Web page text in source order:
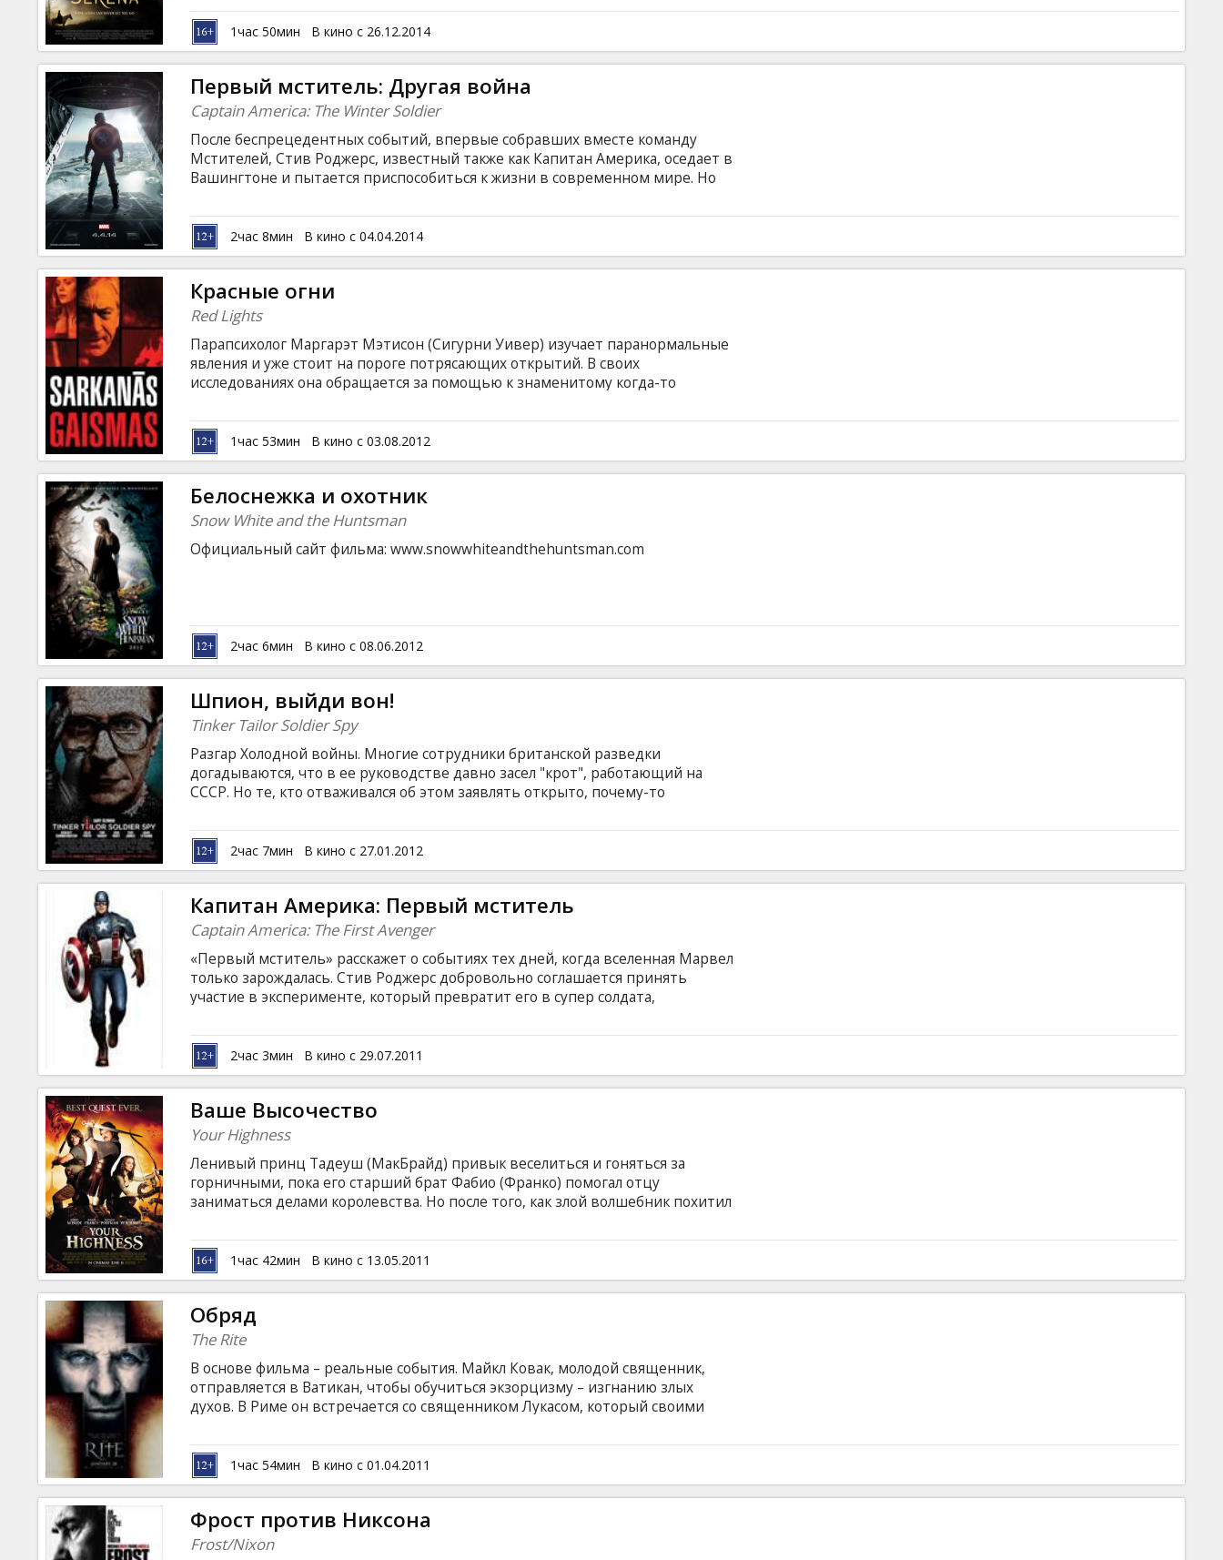
имела никакого отношения к лесозаготовке, она, возглавив бизнес-империю
мужа, удивляет подчиненных своей предприимчивостью, ответственным
подходом к делу и целеустремленностью.
1час 50мин В кино с 26.12.2014
Первый мститель: Другая война
Captain America: The Winter Soldier
После беспрецедентных событий, впервые собравших вместе команду
Мстителей, Стив Роджерс, известный также как Капитан Америка, оседает в
Вашингтоне и пытается приспособиться к жизни в современном мире. Но
И. Т, Стив оказывается в центре событий, грозящих катастрофой мирового
масштаба. Для того, чтобы разоблачить злодейский заговор, Капитан
Америка объединяется с Черной вдовой. К ним также присоединяется
новый соратник, известный как Ястреб, однако никто из них даже не
подозревает, на что способен новый враг.
2час 8мин В кино с 04.04.2014
Красные огни
Red Lights
Парапсихолог Маргарэт Мэтисон (Сигурни Уивер) изучает паранормальные
явления и уже стоит на пороге потрясающих открытий. В своих
исследованиях она обращается за помощью к знаменитому когда-то
занятию спустя 30 лет, не подозревая, чем могут обернутся опасные опыты с
неизвестным... Фильм на английском языке с субтитрами на латышском и
русском языках.
1час 53мин В кино с 03.08.2012
Белоснежка и охотник
Snow White and the Huntsman
Официальный сайт фильма: www.snowwhiteandthehuntsman.com
2час 6мин В кино с 08.06.2012
Шпион, выйди вон!
Tinker Tailor Soldier Spy
Разгар Холодной войны. Многие сотрудники британской разведки
догадываются, что в ее руководстве давно засел "крот", работающий на
СССР. Но те, кто отваживался об этом заявлять открыто, почему-то
подтверждение существования русского агента приходит с совсем
неожиданной стороны. Начинается тайное расследование, возглавляемое
находящимся в отставке разведчиком Джорджем Смайли. И никто, включая
высшее руководство разведки, не должен догадаться, что на "крота" снова
объявлена охота.
2час 7мин В кино с 27.01.2012
Капитан Америка: Первый мститель
Captain America: The First Avenger
«Первый мститель» расскажет о событиях тех дней, когда вселенная Марвел
только зарождалась. Стив Роджерс добровольно соглашается принять
участие в эксперименте, который превратит его в супер солдата,
США вместе с Баки Барнсом и Пегги Картер, чтобы бороться с враждебной
организацией ГИДРА, которой управляет безжалостный Красный Череп.
Chris Evans, Tommy Lee Jones, Hugo Weaving, Hayley Atwell, Sebastian Stan,
Dominic Cooper, Toby Jones, Neal McDonough, Derek Luke, and Stanley Tucci.
2час 3мин В кино с 29.07.2011
Ваше Высочество
Your Highness
Ленивый принц Тадеуш (МакБрайд) привык веселиться и гоняться за
горничными, пока его старший брат Фабио (Франко) помогал отцу
заниматься делами королевства. Но после того, как злой волшебник похитил
присоединиться к отряду, который должен спасти принцессу. Впереди —
поход через дикие земли, встречи с чудовищами и девушкой-воином
Изабеллой (Натали Портман), у которой свои счеты с волшебником.
1час 42мин В кино с 13.05.2011
Обряд
The Rite
В основе фильма – реальные события. Майкл Ковак, молодой священник,
отправляется в Ватикан, чтобы обучиться экзорцизму – изгнанию злых
духов. В Риме он встречается со священником Лукасом, который своими
обычные рамки. Однако Лукас обладает огромным опытом изгнания злых
духов. Вместе с Майклом им предстоит разобраться с одним мистическим
случаем, испытающим на прочность их собственную веру. Режиссер
триллера «Обряд» - Микаель Хофстрем (1408), в главной роли – Энтони
Хопкинс.
1час 54мин В кино с 01.04.2011
Фрост против Никсона
Frost/Nixon